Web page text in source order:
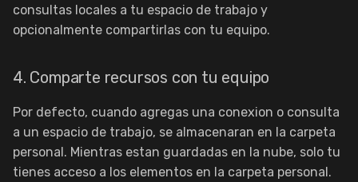
consultas locales a tu espacio de trabajo y
opcionalmente compartirlas con tu equipo.
4. Comparte recursos con tu equipo
Por defecto, cuando agregas una conexion o consulta
a un espacio de trabajo, se almacenaran en la carpeta
personal. Mientras estan guardadas en la nube, solo tu
tienes acceso a los elementos en la carpeta personal.